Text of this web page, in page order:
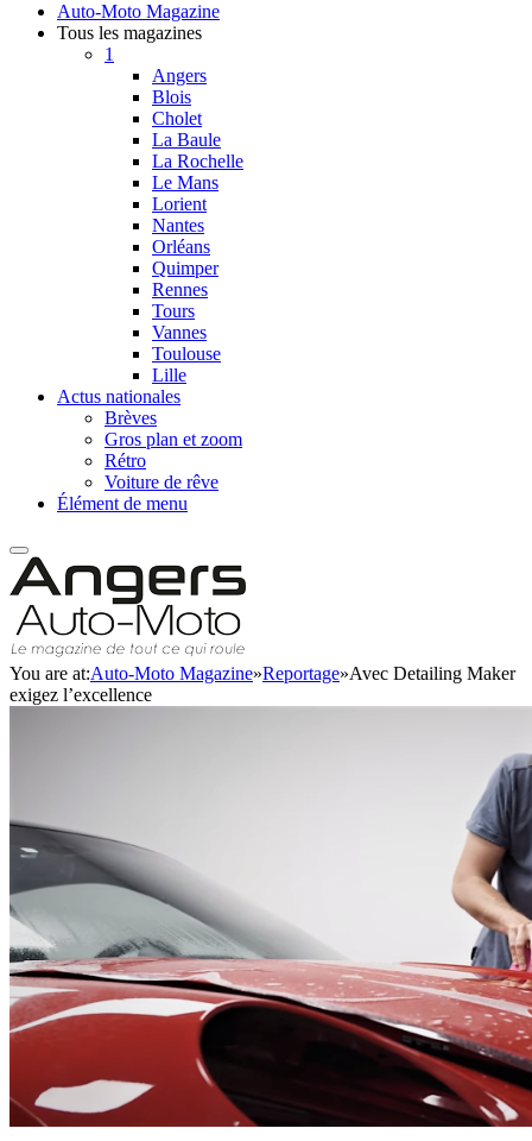
Auto-Moto Magazine
Tous les magazines
1
Angers
Blois
Cholet
La Baule
La Rochelle
Le Mans
Lorient
Nantes
Orléans
Quimper
Rennes
Tours
Vannes
Toulouse
Lille
Actus nationales
Brèves
Gros plan et zoom
Rétro
Voiture de rêve
Élément de menu
You are at:Auto-Moto Magazine»Reportage»Avec Detailing Maker
exigez l’excellence